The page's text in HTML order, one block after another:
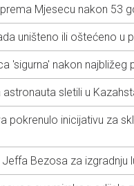
Mjesecu nakon 53
uništeno ili oštećeno u
'sigurna' nakon najbližeg
sletili u
pokrenulo inicijativu za
Bezosa za izgradnju